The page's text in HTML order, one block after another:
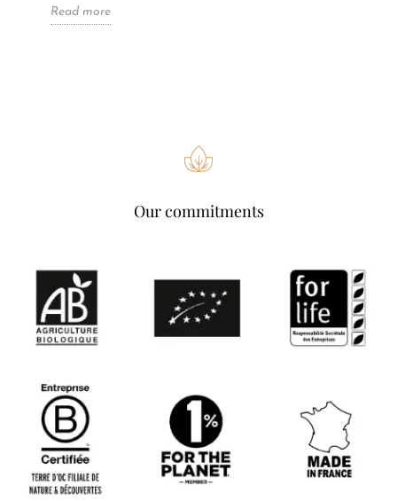
Read more
Our commitments